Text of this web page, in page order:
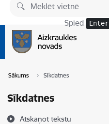
Pāriet uz lapas saturu
Spied Enter
Sākums Sīkdatnes
Sīkdatnes
Atskaņot tekstu